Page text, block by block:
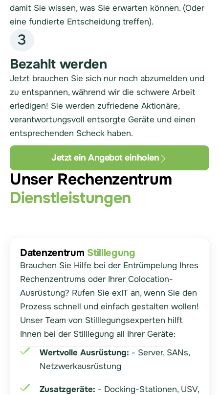
damit Sie wissen, was Sie erwarten können. (Oder
eine fundierte Entscheidung treffen).
3
Bezahlt werden
Jetzt brauchen Sie sich nur noch abzumelden und
zu entspannen, während wir die schwere Arbeit
erledigen! Sie werden zufriedene Aktionäre,
verantwortungsvoll entsorgte Geräte und einen
entsprechenden Scheck haben.
Jetzt ein Angebot einholen
Unser Rechenzentrum
Dienstleistungen
Datenzentrum Stilllegung
Brauchen Sie Hilfe bei der Entrümpelung Ihres
Rechenzentrums oder Ihrer Colocation-
Ausrüstung? Rufen Sie exIT an, wenn Sie den
Prozess schnell und einfach gestalten wollen!
Unser Team von Stilllegungsexperten hilft
Ihnen bei der Stilllegung all Ihrer Geräte:
Wertvolle Ausrüstung: - Server, SANs,
Netzwerkausrüstung
Zusatzgeräte: - Docking-Stationen, USV,